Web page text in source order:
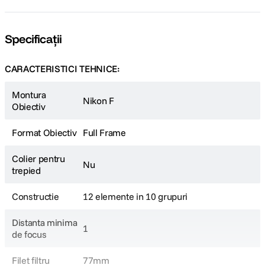
Este un tel destul de inalt, cel mai inalt de fapt. Pentru ca Otus 55mm este
propune sa ofere o calitate in jurul a ceea ce ofera Zeiss prin Otus, la un
pret mult redus si avand in plus autofocus.
Specificații
CARACTERISTICI TEHNICE:
Montura
Obiectiv
Nikon F
Format Obiectiv Full Frame
Colier pentru
trepied
Nu
Constructie 12 elemente in 10 grupuri
Distanta minima
de focus
1
Filet filtru 77mm